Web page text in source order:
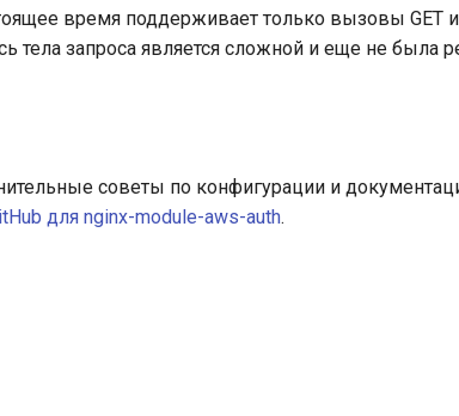
время поддерживает только вызовы GET и
тела запроса является сложной и еще не была
советы по конфигурации и
для nginx-module-aws-auth.